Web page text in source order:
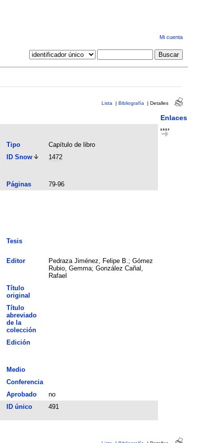
Mi cuenta
Lista | Bibliografía | Detalles
Enlaces
Tipo
Capítulo de libro
ID Snow 1472
Páginas
79-96
Tesis
Editor
Pedraza Jiménez, Felipe B.; Gómez
Rubio, Gemma; González Cañal,
Rafael
Título
original
Título
abreviado
de la
colección
Edición
Medio
Conferencia
Aprobado
no
ID único 491